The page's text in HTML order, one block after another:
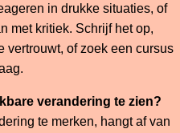
in drukke situaties, of
met kritiek. Schrijf het op,
vertrouwt, of zoek een cursus
verandering te zien?
te merken, hangt af van